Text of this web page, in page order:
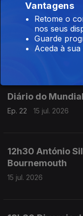
18h30 Paulo
Diário do
Ep. 22 15 jul. 2026
12h30 António
Bournemouth
15 jul. 2026
Vantagens
Retome o
nos seus
Guarde
Aceda à